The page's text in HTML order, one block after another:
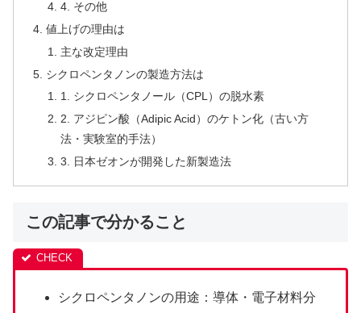
4. その他
値上げの理由は
主な改定理由
シクロペンタノンの製造方法は
1. シクロペンタノール（CPL）の脱水素
2. アジピン酸（Adipic Acid）のケトン化（古い方
法・実験室的手法）
3. 日本ゼオンが開発した新製造法
この記事で分かること
シクロペンタノンの用途：導体・電子材料分